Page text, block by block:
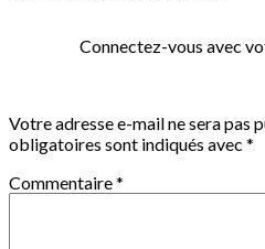
Connectez-vous avec
Votre adresse e-mail ne sera pas
obligatoires sont indiqués avec *
Commentaire*